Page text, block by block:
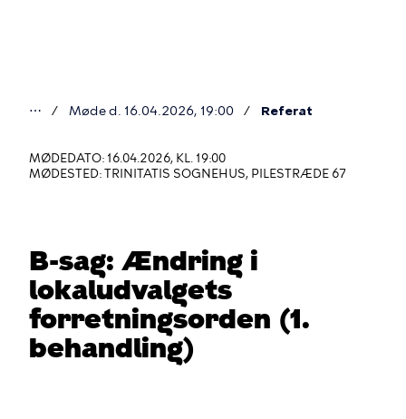
er
her
⋯ Møde d. 16.04.2026, 19:00 Referat
MØDEDATO: 16.04.2026, KL. 19:00
MØDESTED: TRINITATIS SOGNEHUS, PILESTRÆDE 67
B-sag: Ændring i
lokaludvalgets
forretningsorden (1.
behandling)